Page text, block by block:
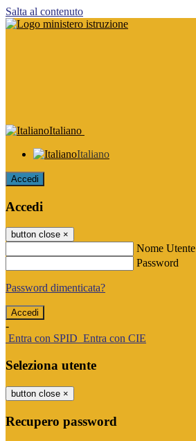
Salta al contenuto
Italiano
Italiano
Accedi
Accedi
button close ×
Nome Utente
Password
Password dimenticata?
-
Entra con SPID Entra con CIE
Seleziona utente
button close ×
Recupero password